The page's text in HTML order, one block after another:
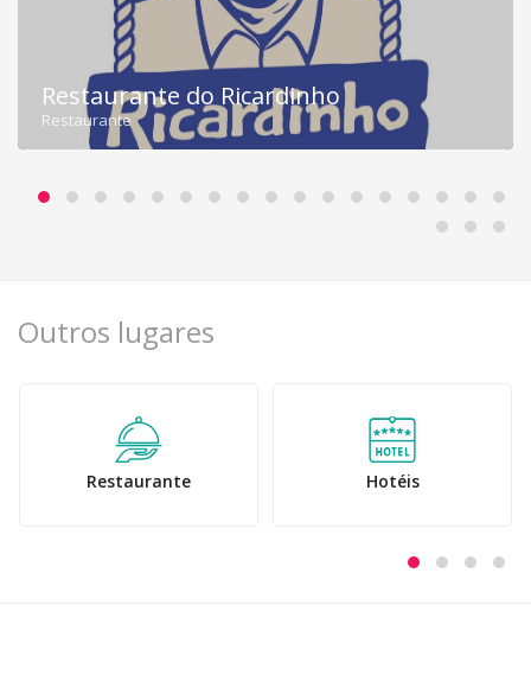
Restaurante do Ricardinho
Restaurante
Outros lugares
Restaurante Hotéis